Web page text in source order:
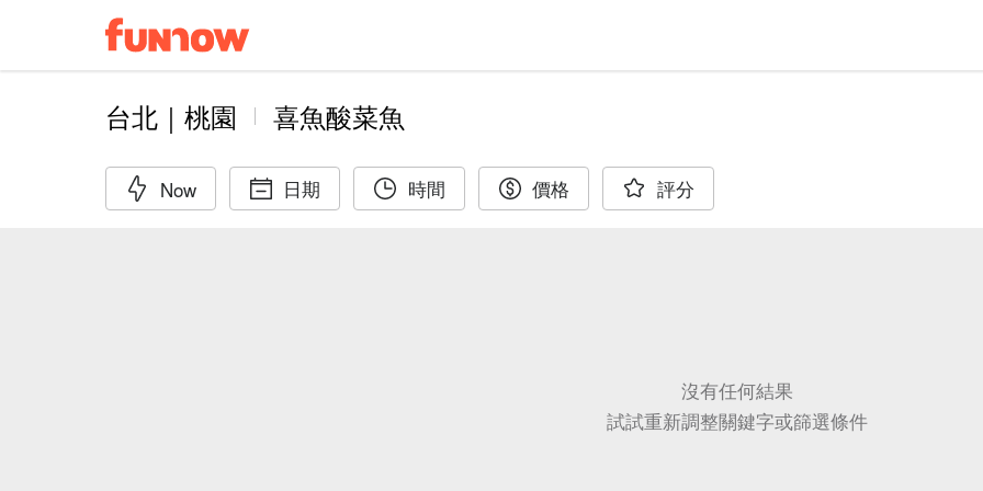
台北｜桃園 喜魚酸菜魚
Now 日期 時間 價格 評分
沒有任何結果
試試重新調整關鍵字或篩選條件